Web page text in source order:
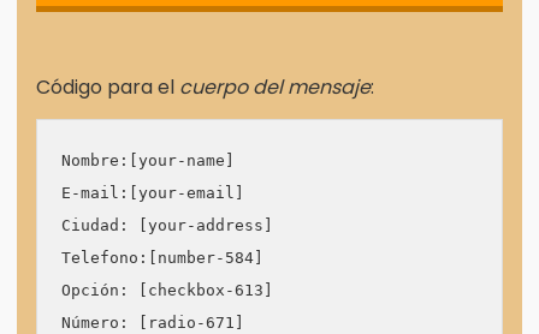
Código para el cuerpo del mensaje:
Nombre:[your-name]
E-mail:[your-email]
Ciudad: [your-address]
Telefono:[number-584]
Opción: [checkbox-613]
Número: [radio-671]